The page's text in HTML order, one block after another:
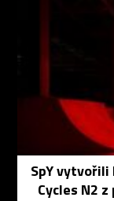
SpY
Cycles N2